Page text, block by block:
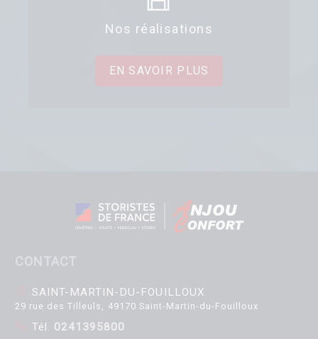
Nos réalisations
EN SAVOIR PLUS
CONTACT
SAINT-MARTIN-DU-FOUILLOUX
29 rue des Tilleuls, 49170 Saint-Martin-du-Fouilloux
Tél. 0241395800